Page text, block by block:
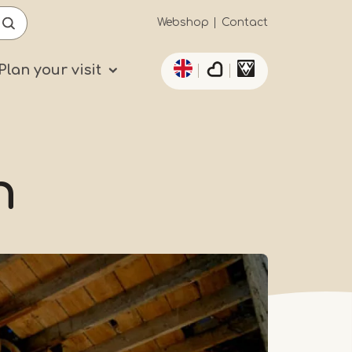
Secundaïre
navigatie
Webshop Contact
your visit
List additional